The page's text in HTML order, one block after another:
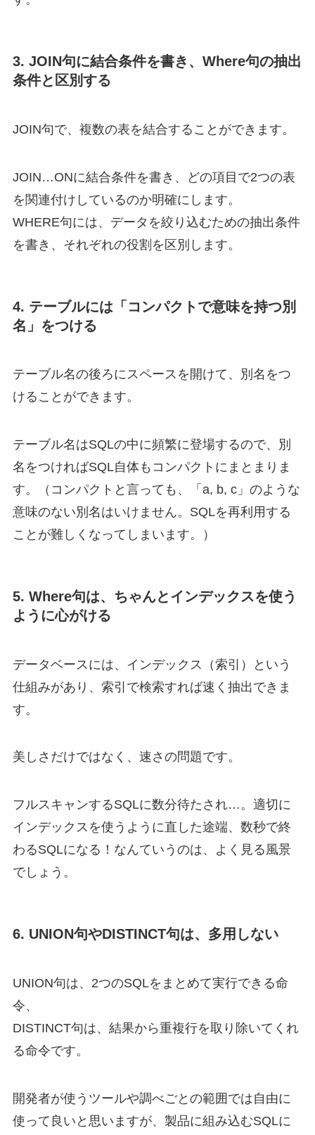
3. JOIN句に結合条件を書き、Where句の抽出
条件と区別する
JOIN句で、複数の表を結合することができます。
JOIN…ONに結合条件を書き、どの項目で2つの表
を関連付けしているのか明確にします。
WHERE句には、データを絞り込むための抽出条件
を書き、それぞれの役割を区別します。
4. テーブルには「コンパクトで意味を持つ別
名」をつける
テーブル名の後ろにスペースを開けて、別名をつ
けることができます。
テーブル名はSQLの中に頻繁に登場するので、別
名をつければSQL自体もコンパクトにまとまりま
す。（コンパクトと言っても、「a, b, c」のような
意味のない別名はいけません。SQLを再利用する
ことが難しくなってしまいます。）
5. Where句は、ちゃんとインデックスを使う
ように心がける
データベースには、インデックス（索引）という
仕組みがあり、索引で検索すれば速く抽出できま
す。
美しさだけではなく、速さの問題です。
フルスキャンするSQLに数分待たされ…。適切に
インデックスを使うように直した途端、数秒で終
わるSQLになる！なんていうのは、よく見る風景
でしょう。
6. UNION句やDISTINCT句は、多用しない
UNION句は、2つのSQLをまとめて実行できる命
令、
DISTINCT句は、結果から重複行を取り除いてくれ
る命令です。
開発者が使うツールや調べごとの範囲では自由に
使って良いと思いますが、製品に組み込むSQLに